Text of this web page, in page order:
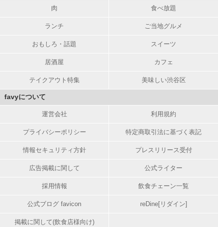
肉 食べ放題
ランチ ご当地グルメ
おもしろ・話題 スイーツ
居酒屋 カフェ
テイクアウト特集 美味しい渋谷区
favyについて
運営会社 利用規約
プライバシーポリシー 特定商取引法に基づく表記
情報セキュリティ方針 プレスリリース受付
広告掲載に関して 公式ライター
採用情報 飲食チェーン一覧
公式ブログ favicon reDine[リダイン]
掲載に関して(飲食店様向け)